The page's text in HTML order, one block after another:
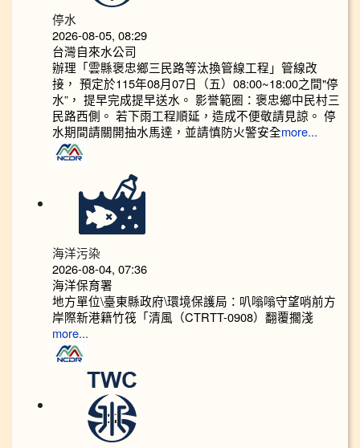
停水
2026-08-05, 08:29
台灣自來水公司
辦理「雲縣褒忠鄉三民路等汰換管線工程」管線改
接， 預定於115年08月07日（五）08:00~18:00之間"停
水”， 提早完成提早送水。 影誉範圈：褒忠鄉中民村三
民路西側。 若下雨工程順延，造成不便敬請見諒。 停
水期間請關開抽水馬達，並請慎防火警安全more...
海洋污染
2026-08-04, 07:36
海洋保育署
地方單位\臺東縣政府\環境保護局：叭嗡嗡守望哨前方
岸際新港籍竹筏「清風（CTRTT-0908）翻覆擱淺
more...